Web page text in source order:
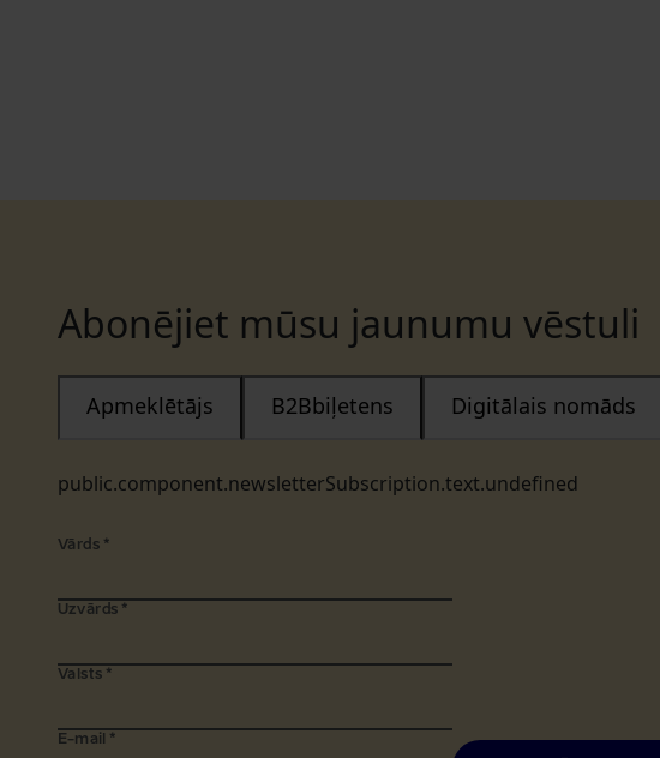
Abonējiet mūsu jaunumu vēstuli
public.component.newsletterSubscription.text.undefined
Apmeklētājs B2Bbiļetens Digitālais nomāds
Vārds *
Uzvārds *
Valsts *
E-mail *